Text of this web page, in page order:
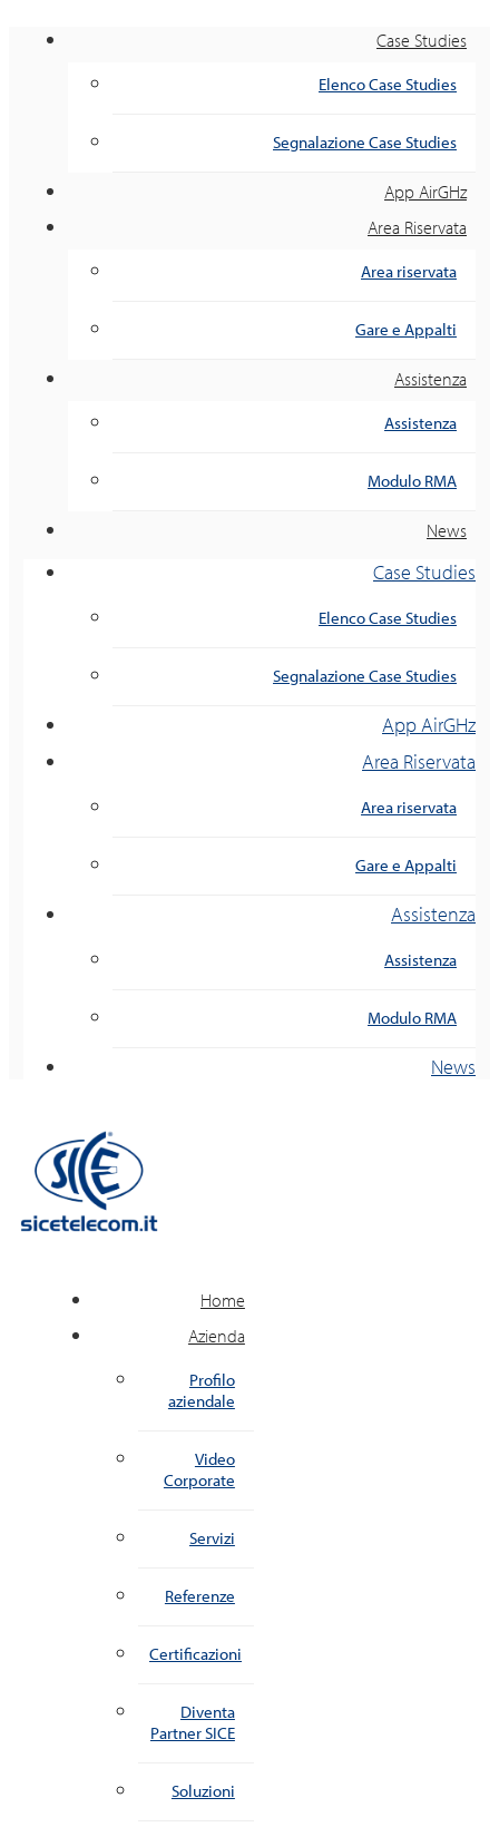
Case Studies
Elenco Case Studies
Segnalazione Case Studies
App AirGHz
Area Riservata
Area riservata
Gare e Appalti
Assistenza
Assistenza
Modulo RMA
News
Case Studies
Elenco Case Studies
Segnalazione Case Studies
App AirGHz
Area Riservata
Area riservata
Gare e Appalti
Assistenza
Assistenza
Modulo RMA
News
Home
Azienda
Profilo
aziendale
Video
Corporate
Servizi
Referenze
Certificazioni
Diventa
Partner SICE
Soluzioni